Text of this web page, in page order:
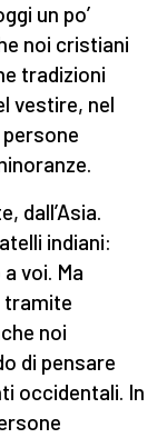
un po’
noi cristiani
tradizioni
vestire, nel
dall’Asia.
indiani:
voi. Ma
tramite
noi
di pensare
occidentali. In